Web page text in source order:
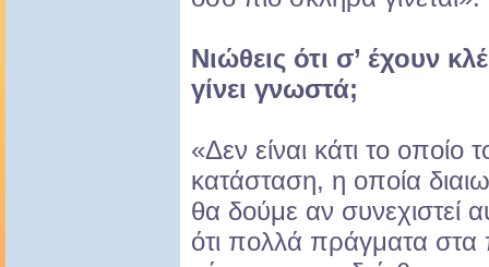
Νιώθεις ότι σ’ έχουν
γίνει γνωστά;
«Δεν είναι κάτι το οποίο
κατάσταση, η οποία
θα δούμε αν συνεχιστεί
ότι πολλά πράγματα στα